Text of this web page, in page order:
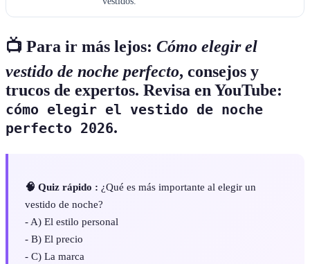
📺 Para ir más lejos: Cómo elegir el
vestido de noche perfecto, consejos y
trucos de expertos. Revisa en YouTube:
cómo elegir el vestido de noche
perfecto 2026.
🧠 Quiz rápido : ¿Qué es más importante al elegir un
vestido de noche?
- A) El estilo personal
- B) El precio
- C) La marca